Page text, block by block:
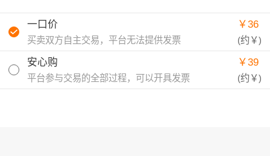
一口价
买卖双方自主交易，平台无法提供发票
￥36
(约￥)
安心购
平台参与交易的全部过程，可以开具发票
￥39
(约￥)